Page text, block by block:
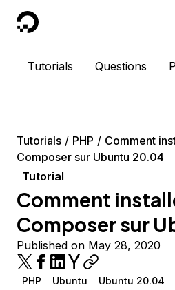
DigitalOcean
Tutorials Questions
Tutorials PHP
Comment
Composer sur Ubuntu 20.04
Tutorial
Comment
Composer sur
Published on May 28, 2020
PHP Ubuntu Ubuntu 20.04